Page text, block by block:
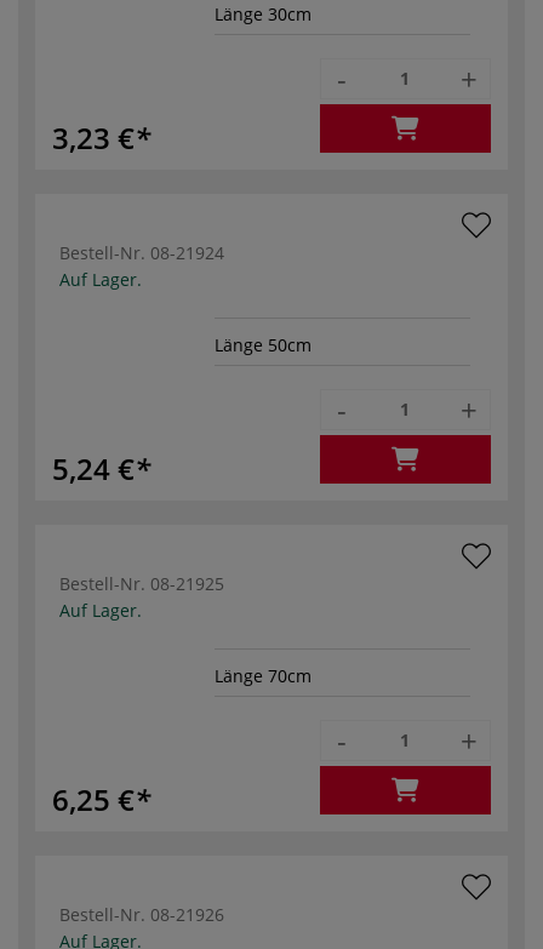
Länge 30cm
3,23 €
- +
Bestell-Nr. 08-21924
Auf Lager.
Länge 50cm
5,24 €
- +
Bestell-Nr. 08-21925
Auf Lager.
Länge 70cm
6,25 €
- +
Bestell-Nr. 08-21926
Auf Lager.